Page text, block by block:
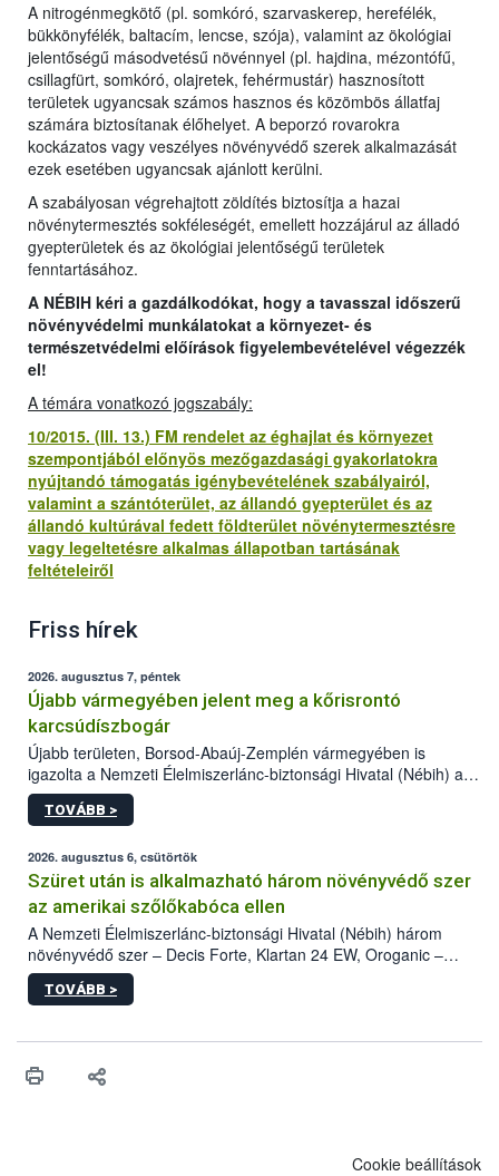
A nitrogénmegkötő (pl. somkóró, szarvaskerep, herefélék,
bükkönyfélék, baltacím, lencse, szója), valamint az ökológiai
jelentőségű másodvetésű növénnyel (pl. hajdina, mézontófű,
csillagfürt, somkóró, olajretek, fehérmustár) hasznosított
területek ugyancsak számos hasznos és közömbös állatfaj
számára biztosítanak élőhelyet. A beporzó rovarokra
kockázatos vagy veszélyes növényvédő szerek alkalmazását
ezek esetében ugyancsak ajánlott kerülni.
A szabályosan végrehajtott zöldítés biztosítja a hazai
növénytermesztés sokféleségét, emellett hozzájárul az álladó
gyepterületek és az ökológiai jelentőségű területek
fenntartásához.
A NÉBIH kéri a gazdálkodókat, hogy a tavasszal időszerű
növényvédelmi munkálatokat a környezet- és
természetvédelmi előírások figyelembevételével végezzék
el!
A témára vonatkozó jogszabály:
10/2015. (III. 13.) FM rendelet az éghajlat és környezet
szempontjából előnyös mezőgazdasági gyakorlatokra
nyújtandó támogatás igénybevételének szabályairól,
valamint a szántóterület, az állandó gyepterület és az
állandó kultúrával fedett földterület növénytermesztésre
vagy legeltetésre alkalmas állapotban tartásának
feltételeiről
Friss hírek
2026. augusztus 7, péntek
Újabb vármegyében jelent meg a kőrisrontó
karcsúdíszbogár
Újabb területen, Borsod-Abaúj-Zemplén vármegyében is
igazolta a Nemzeti Élelmiszerlánc-biztonsági Hivatal (Nébih) a
kőrisrontó karcsúdíszbogár (Agrilus planipennis) jelenlétét. A
kártevőt nem csak színcsapdában találták meg, de már fertőzött
az intenzív felderítést, emellett az intézkedéseket a szlovák
hatósággal is összehangolják a terjedés megállítása érdekében.
TOVÁBB >
2026. augusztus 6, csütörtök
Szüret után is alkalmazható három növényvédő szer
az amerikai szőlőkabóca ellen
A Nemzeti Élelmiszerlánc-biztonsági Hivatal (Nébih) három
növényvédő szer – Decis Forte, Klartan 24 EW, Oroganic –
engedélyokiratát módosította, így azok a szüretet követően,
egészen a vesszőérettség (BBCH 91) stádiumáig
érésű szőlőkben is legyen lehetőség a károsító elleni további
felhasználók számára is elérhető és ökológiai termesztésben is
TOVÁBB >
Cookie beállítások